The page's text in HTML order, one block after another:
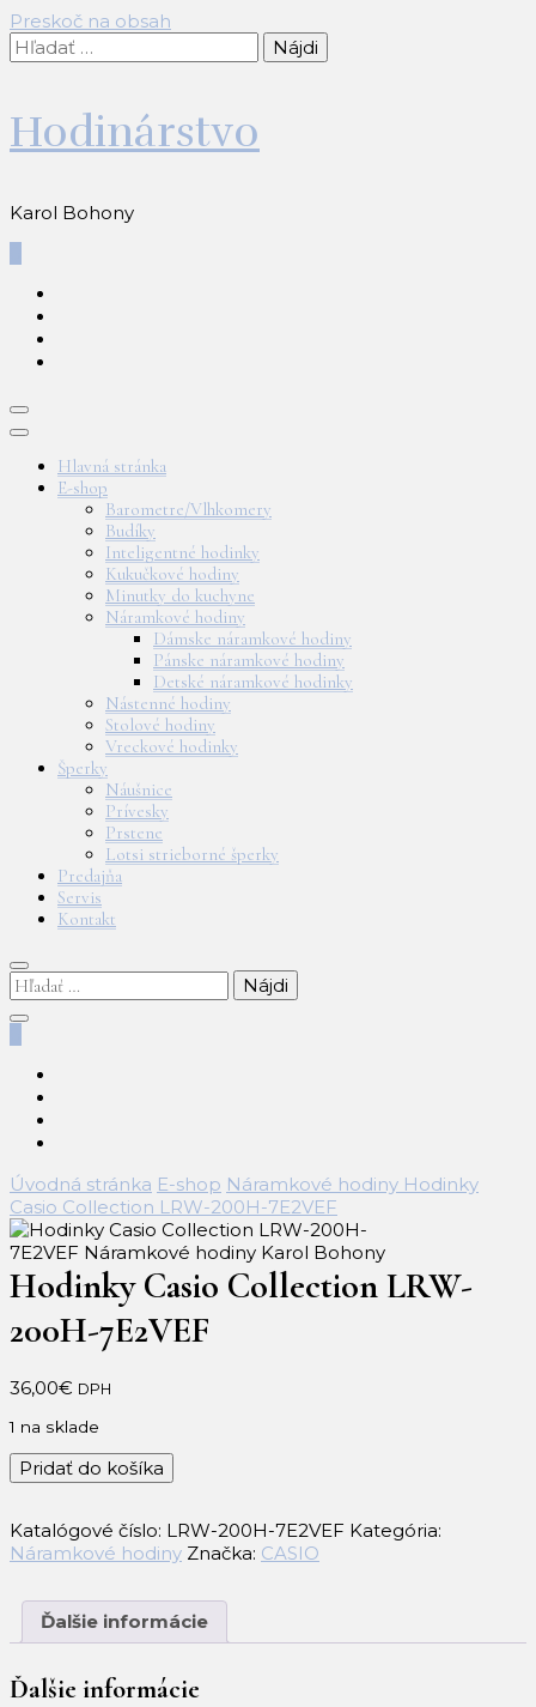
Preskoč na obsah
Hľadať:
Hodinárstvo
Karol Bohony
Hlavná stránka
E-shop
Barometre/Vlhkomery
Budíky
Inteligentné hodinky
Kukučkové hodiny
Minutky do kuchyne
Náramkové hodiny
Dámske náramkové hodiny
Pánske náramkové hodiny
Detské náramkové hodinky
Nástenné hodiny
Stolové hodiny
Vreckové hodinky
Šperky
Náušnice
Prívesky
Prstene
Lotsi strieborné šperky
Predajňa
Servis
Kontakt
Hľadať:
Úvodná stránka E-shop Náramkové hodiny Hodinky
Casio Collection LRW-200H-7E2VEF
Hodinky Casio Collection LRW-
200H-7E2VEF
36,00€ DPH
1 na sklade
množstvo
Hodinky
Collection
LRW-
7E2VEF
Pridať do košíka
Katalógové číslo: LRW-200H-7E2VEF Kategória:
Náramkové hodiny Značka: CASIO
Ďalšie informácie
Ďalšie informácie